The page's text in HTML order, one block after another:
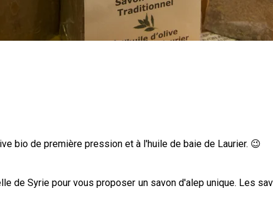
bio de première pression et à l'huile de baie de Laurier. 😉
de Syrie pour vous proposer un savon d'alep unique. Les